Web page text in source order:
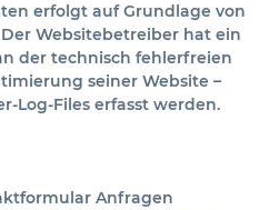
erfolgt auf Grundlage von
Der Websitebetreiber hat ein
der technisch fehlerfreien
seiner Website –
Log-Files erfasst werden.
Anfragen